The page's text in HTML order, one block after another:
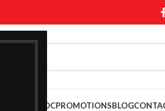
MAROCPROMOTIONSBLOG